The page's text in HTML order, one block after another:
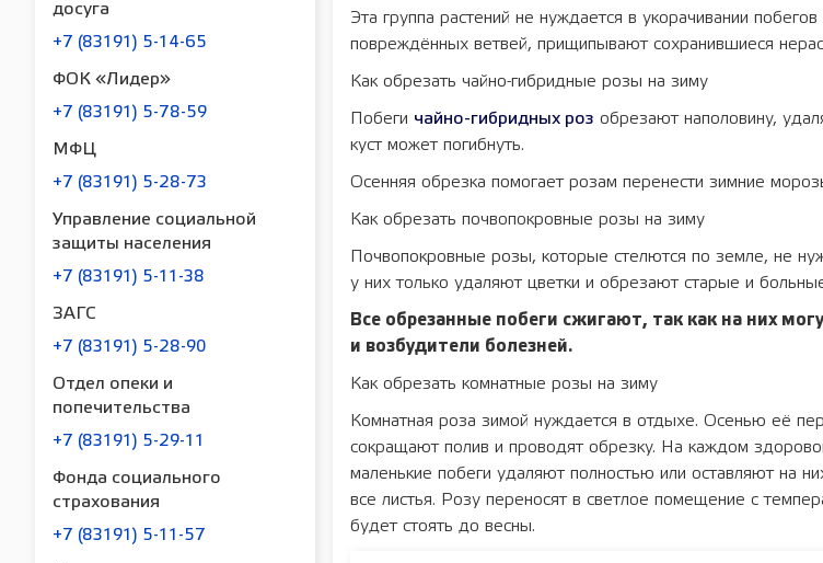
досуга
+7 (83191) 5-14-65
ФОК «Лидер»
+7 (83191) 5-78-59
МФЦ
+7 (83191) 5-28-73
Управление социальной
защиты населения
+7 (83191) 5-11-38
ЗАГС
+7 (83191) 5-28-90
Отдел опеки и
попечительства
+7 (83191) 5-29-11
Фонда социального
страхования
+7 (83191) 5-11-57
Этa гpуппa pacтeний нe нуждaeтcя в укopaчивaнии
пoвpeждённыx вeтвeй, пpищипывaют coxpaнившиecя
Как обрезать чайно-гибридные розы на зиму
Побеги чайно-гибридных роз обрезают наполовину,
куст может погибнуть.
Осенняя обрезка помогает розам перенести зимние
Как обрезать почвопокровные розы на зиму
Почвопокровные розы, которые стелются по земле, не
у них только удаляют цветки и обрезают старые и
Все обрезанные побеги сжигают, так как на них
и возбудители болезней.
Как обрезать комнатные розы на зиму
Комнатная роза зимой нуждается в отдыхе. Осенью её
сокращают полив и проводят обрезку. На каждом
маленькие побеги удаляют полностью или оставляют на
все листья. Розу переносят в светлое помещение с
будет стоять до весны.